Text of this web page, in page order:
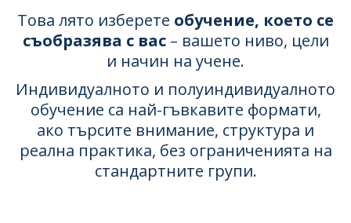
Това лято изберете обучение, което се
съобразява с вас– вашето ниво, цели
и начин на учене.
Индивидуалното и полуиндивидуалното
обучение са най-гъвкавите формати,
ако търсите внимание, структура и
реална практика, без ограниченията на
стандартните групи.